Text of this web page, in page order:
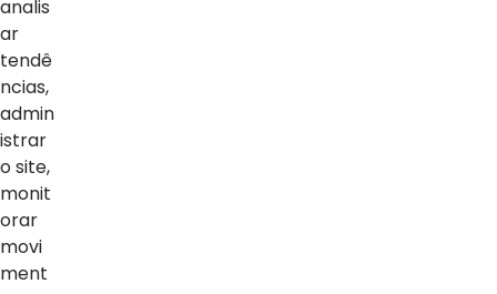
analis
ar
tendê
ncias,
admin
istrar
o site,
monit
orar
movi
ment